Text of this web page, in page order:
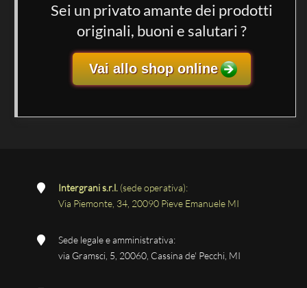
Sei un privato amante dei prodotti
originali, buoni e salutari ?
Vai allo shop online
Intergrani s.r.l.(sede operativa):
Via Piemonte, 34, 20090 Pieve Emanuele MI
Sede legale e amministrativa:
via Gramsci, 5, 20060, Cassina de' Pecchi, MI